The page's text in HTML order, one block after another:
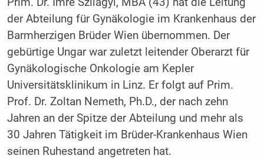
Prim. Dr. Imre Szilagyi, MBA (43) hat die Leitung
der Abteilung für Gynäkologie im Krankenhaus der
Barmherzigen Brüder Wien übernommen. Der
gebürtige Ungar war zuletzt leitender Oberarzt für
Gynäkologische Onkologie am Kepler
Universitätsklinikum in Linz. Er folgt auf Prim.
Prof. Dr. Zoltan Nemeth, Ph.D., der nach zehn
Jahren an der Spitze der Abteilung und mehr als
30 Jahren Tätigkeit im Brüder-Krankenhaus Wien
seinen Ruhestand angetreten hat.